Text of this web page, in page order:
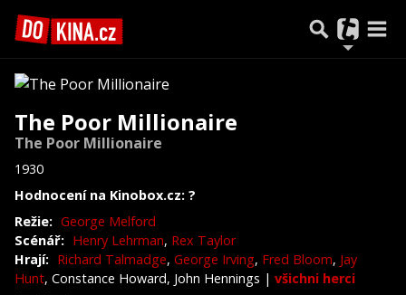
The Poor Millionaire
The Poor Millionaire
1930
Hodnocení na Kinobox.cz: ?
Režie: George Melford
Scénář: Henry Lehrman, Rex Taylor
Hrají: Richard Talmadge, George Irving, Fred Bloom, Jay
Hunt, Constance Howard, John Hennings | všichni herci